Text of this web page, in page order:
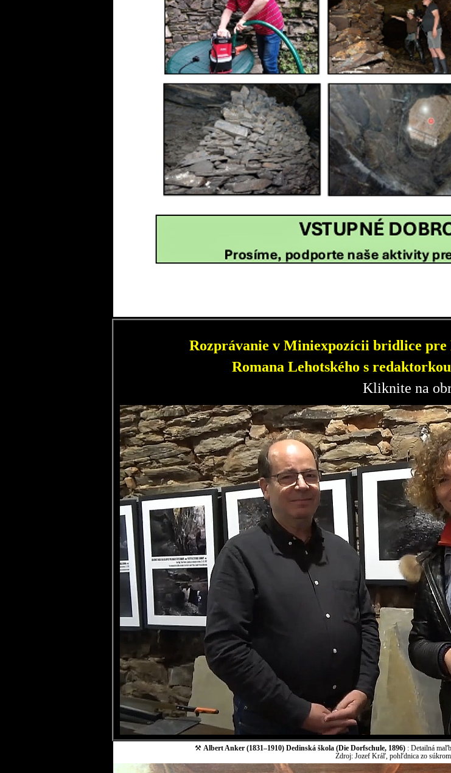
Rozprávanie v Miniexpozícii bridlice pre
Romana Lehotského s
Kliknite na
⚒ Albert Anker (1831–1910) Dedinská škola (Die Dorfschule, 1896) : Detailná
Zdroj: Jozef Kráľ, pohľdnica zo